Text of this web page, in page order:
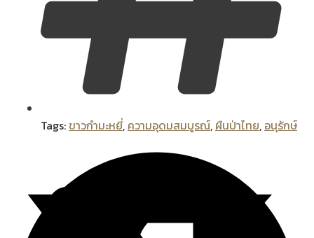
Tags: ขาวกำมะหยี่, ความอุดมสมบูรณ์, ผืนป่าไทย, อนุรักษ์